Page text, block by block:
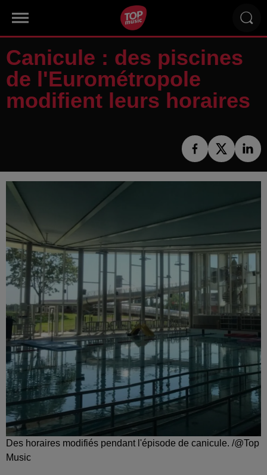
Canicule : des piscines
de l'Eurométropole
modifient leurs horaires
Des horaires modifiés pendant l'épisode de canicule. /@Top
Music